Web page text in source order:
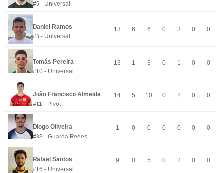
#5 - Universal
Daniel Ramos
#8 - Universal
13 6 6 0 3 0 0
Tomás Pereira
#10 - Universal
13 1 3 0 1 0 0
João Francisco Almeida
#11 - Pivot
14 5 10 0 2 0 0
Diogo Oliveira
#33 - Guarda Redes
1 0 0 0 0 0 0
Rafael Santos
#16 - Universal
9 0 5 0 2 0 0